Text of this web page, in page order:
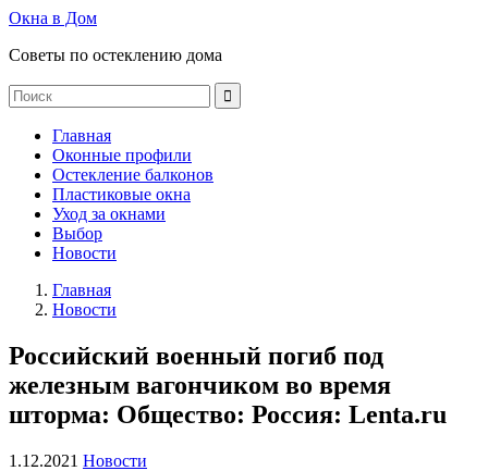
Окна в Дом
Советы по остеклению дома
Главная
Оконные профили
Остекление балконов
Пластиковые окна
Уход за окнами
Выбор
Новости
Главная
Новости
Российский военный погиб под
железным вагончиком во время
шторма: Общество: Россия: Lenta.ru
1.12.2021 Новости